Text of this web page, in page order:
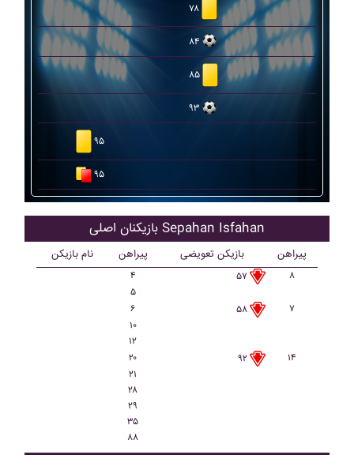
۷۸
۸۴
۸۵
۹۳
۹۵
۹۵
بازیکنان اصلی Sepahan Isfahan
نام بازیکن پیراهن بازیکن تعویضی پیراهن
۴ ۵۷
۸
۵
۶
۵۸
۷
۱۰
۱۲
۲۰
۹۲
۱۴
۲۱
۲۸
۲۹
۳۵
۸۸